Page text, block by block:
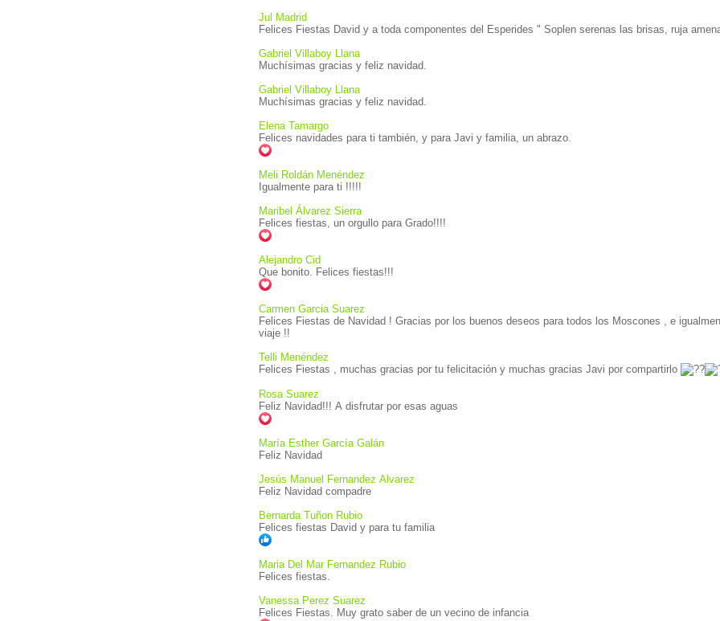
Jul Madrid
Felices Fiestas David y a toda componentes del Esperides " Soplen serenas las brisas, ruja
Gabriel Villaboy Llana
Muchísimas gracias y feliz navidad.
Gabriel Villaboy Llana
Muchísimas gracias y feliz navidad.
Elena Tamargo
Felices navidades para ti también, y para Javi y familia, un abrazo.
Meli Roldán Menéndez
Igualmente para ti !!!!!
Maribel Álvarez Sierra
Felices fiestas, un orgullo para Grado!!!!
Alejandro Cid
Que bonito. Felices fiestas!!!
Carmen Garcia Suarez
Felices Fiestas de Navidad ! Gracias por los buenos deseos para todos los Moscones , e
viaje !!
Telli Menéndez
Felices Fiestas , muchas gracias por tu felicitación y muchas gracias Javi por compartirlo
Rosa Suarez
Feliz Navidad!!! A disfrutar por esas aguas
María Esther García Galán
Feliz Navidad
Jesús Manuel Fernandez Alvarez
Feliz Navidad compadre
Bernarda Tuñon Rubio
Felices fiestas David y para tu familia
Maria Del Mar Fernandez Rubio
Felices fiestas.
Vanessa Perez Suarez
Felices Fiestas. Muy grato saber de un vecino de infancia